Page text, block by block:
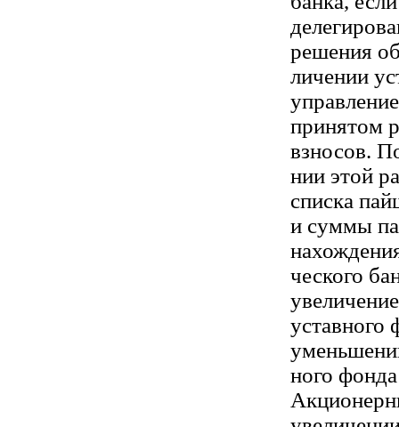
решения
личении
принятом
взносов.
нии этой
списка
и суммы
ческого
увеличение
ного